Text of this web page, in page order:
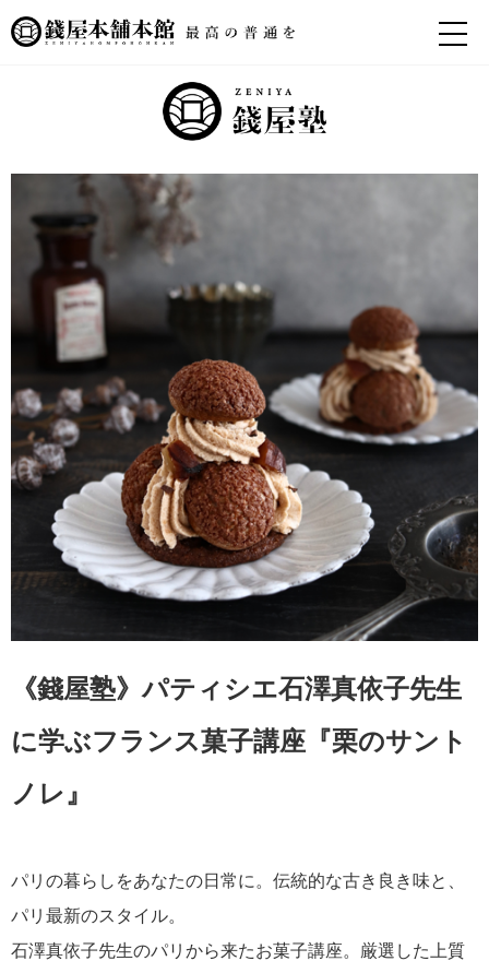
《錢屋塾》パティシエ石澤真依子先生
に学ぶフランス菓子講座『栗のサント
ノレ』
パリの暮らしをあなたの日常に。伝統的な古き良き味と、
パリ最新のスタイル。
石澤真依子先生のパリから来たお菓子講座。厳選した上質